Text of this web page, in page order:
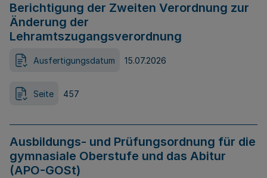
Berichtigung der Zweiten Verordnung zur
Änderung der
Lehramtszugangsverordnung
Ausfertigungsdatum 15.07.2026
Seite 457
Ausbildungs- und Prüfungsordnung für die
gymnasiale Oberstufe und das Abitur
(APO-GOSt)